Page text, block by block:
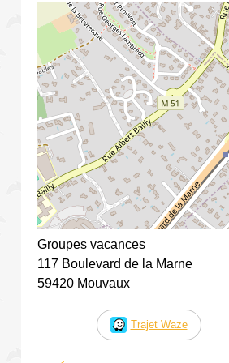
Groupes vacances
117 Boulevard de la Marne
59420 Mouvaux
Trajet Waze